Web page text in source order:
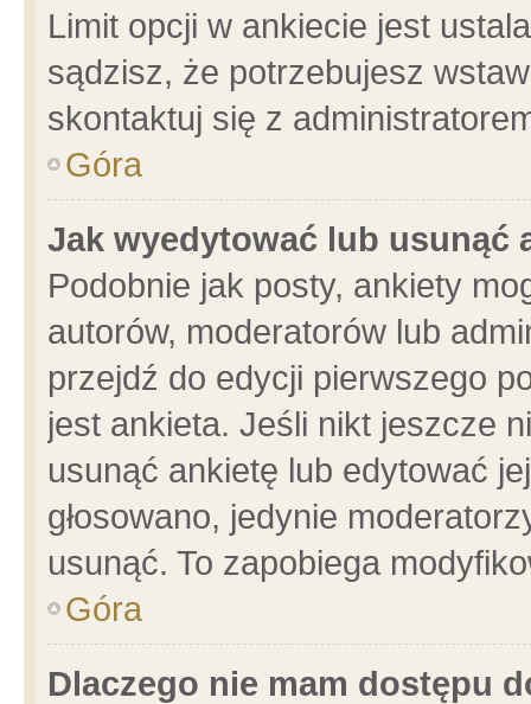
Limit opcji w ankiecie jest
sądzisz, że potrzebujesz
skontaktuj się z
Góra
Jak wyedytować lub usunąć
Podobnie jak posty, ankiety
autorów, moderatorów lub
przejdź do edycji pierwszego
jest ankieta. Jeśli nikt jeszcze
usunąć ankietę lub edytować
głosowano, jedynie
usunąć. To zapobiega
Góra
Dlaczego nie mam dostępu